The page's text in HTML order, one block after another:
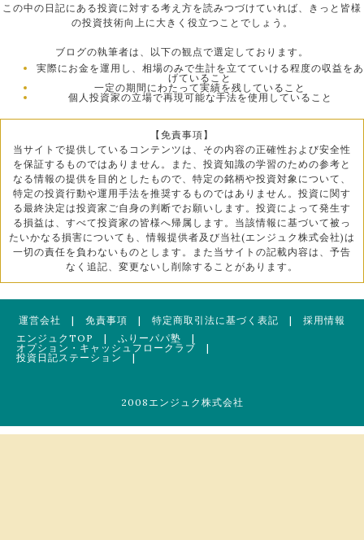
この中の日記にある投資に対する考え方を読みつづけていれば、きっと皆様
の投資技術向上に大きく役立つことでしょう。
ブログの執筆者は、以下の観点で選定しております。
実際にお金を運用し、相場のみで生計を立てていける程度の収益をあ
げていること
一定の期間にわたって実績を残していること
個人投資家の立場で再現可能な手法を使用していること
【免責事項】
当サイトで提供しているコンテンツは、その内容の正確性および安全性
を保証するものではありません。また、投資知識の学習のための参考と
なる情報の提供を目的としたもので、特定の銘柄や投資対象について、
特定の投資行動や運用手法を推奨するものではありません。投資に関す
る最終決定は投資家ご自身の判断でお願いします。投資によって発生す
る損益は、すべて投資家の皆様へ帰属します。当該情報に基づいて被っ
たいかなる損害についても、情報提供者及び当社(エンジュク株式会社)は
一切の責任を負わないものとします。また当サイトの記載内容は、予告
なく追記、変更ないし削除することがあります。
運営会社 | 免責事項 | 特定商取引法に基づく表記 | 採用情報
エンジュクTOP
| ふりーパパ塾 |
オプション・キャッシュフロークラブ |
投資日記ステーション
|
2008エンジュク株式会社